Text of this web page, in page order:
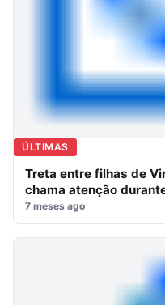
ÚLTIMAS
Treta entre filhas de
chama atenção
7 meses ago